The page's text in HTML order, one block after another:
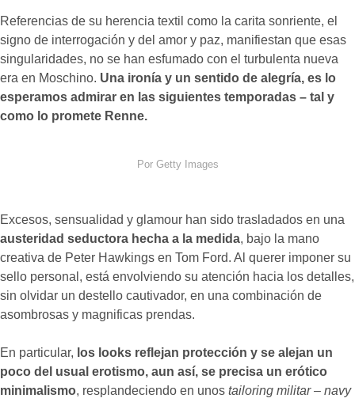
Referencias de su herencia textil como la carita sonriente, el
signo de interrogación y del amor y paz, manifiestan que esas
singularidades, no se han esfumado con el turbulenta nueva
era en Moschino. Una ironía y un sentido de alegría, es lo
esperamos admirar en las siguientes temporadas – tal y
como lo promete Renne.
Por Getty Images
Excesos, sensualidad y glamour han sido trasladados en una
austeridad seductora hecha a la medida, bajo la mano
creativa de Peter Hawkings en Tom Ford. Al querer imponer su
sello personal, está envolviendo su atención hacia los detalles,
sin olvidar un destello cautivador, en una combinación de
asombrosas y magnificas prendas.
En particular, los looks reflejan protección y se alejan un
poco del usual erotismo, aun así, se precisa un erótico
minimalismo, resplandeciendo en unos tailoring militar – navy